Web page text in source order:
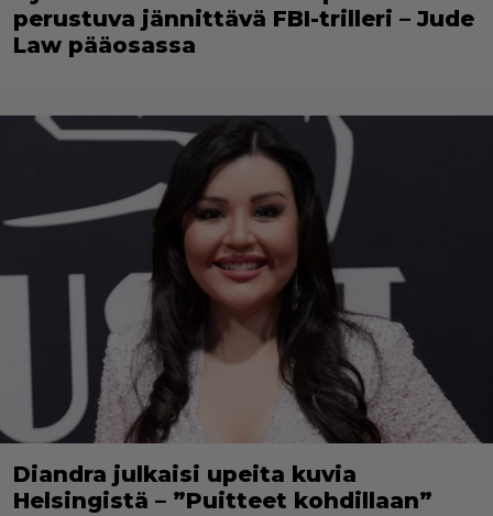
perustuva jännittävä FBI-trilleri – Jude
Law pääosassa
Diandra julkaisi upeita kuvia
Helsingistä – ”Puitteet kohdillaan”